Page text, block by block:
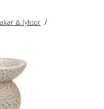
& lyktor